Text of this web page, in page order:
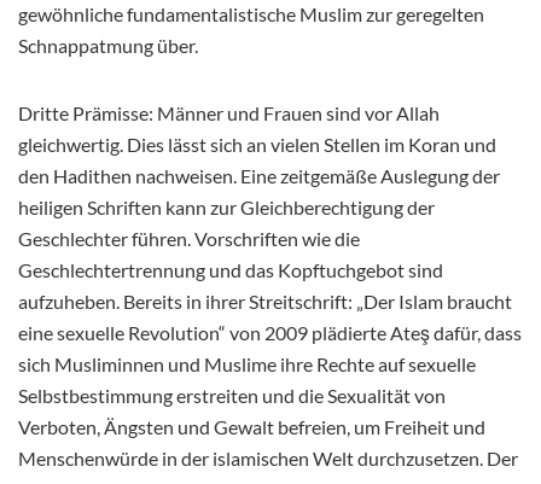
gewöhnliche fundamentalistische Muslim zur geregelten
Schnappatmung über.
Dritte Prämisse: Männer und Frauen sind vor Allah
gleichwertig. Dies lässt sich an vielen Stellen im Koran und
den Hadithen nachweisen. Eine zeitgemäße Auslegung der
heiligen Schriften kann zur Gleichberechtigung der
Geschlechter führen. Vorschriften wie die
Geschlechtertrennung und das Kopftuchgebot sind
aufzuheben. Bereits in ihrer Streitschrift: „Der Islam braucht
eine sexuelle Revolution“ von 2009 plädierte Ateş dafür, dass
sich Musliminnen und Muslime ihre Rechte auf sexuelle
Selbstbestimmung erstreiten und die Sexualität von
Verboten, Ängsten und Gewalt befreien, um Freiheit und
Menschenwürde in der islamischen Welt durchzusetzen. Der